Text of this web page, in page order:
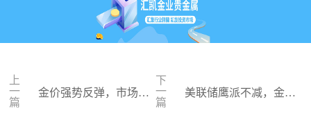
上
一
篇
金价强势反弹，市场淡
下
一
篇
美联储鹰派不减，金价